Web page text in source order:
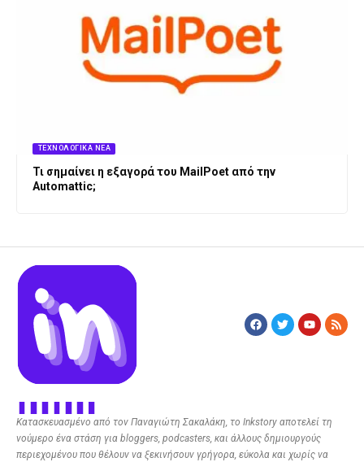
ΤΕΧΝΟΛΟΓΙΚΆ ΝΈΑ
Τι σημαίνει η εξαγορά του MailPoet από την
Automattic;
Κατασκευασμένο από τον Παναγιώτη Σακαλάκη, το Inkstory αποτελεί τη
νούμερο ένα στάση για bloggers, podcasters, και άλλους δημιουργούς
περιεχομένου που θέλουν να ξεκινήσουν γρήγορα, εύκολα και χωρίς να